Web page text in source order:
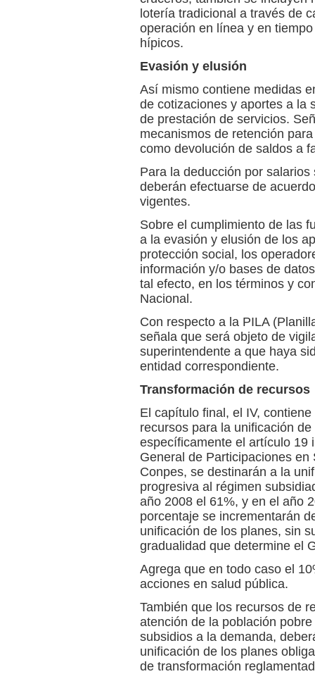
lotería tradicional a través de
operación en línea y en
hípicos.
Evasión y elusión
Así mismo contiene medidas
de cotizaciones y aportes a la
de prestación de servicios.
mecanismos de retención
como devolución de saldos a
Para la deducción por
deberán efectuarse de
vigentes.
Sobre el cumplimiento de las
a la evasión y elusión de los
protección social, los
información y/o bases de
tal efecto, en los términos y
Nacional.
Con respecto a la PILA
señala que será objeto de
superintendente a que haya
entidad correspondiente.
Transformación de recursos
El capítulo final, el IV,
recursos para la unificación
específicamente el artículo 19
General de Participaciones
Conpes, se destinarán a la
progresiva al régimen
año 2008 el 61%, y en el año
porcentaje se incrementarán
unificación de los planes, sin
gradualidad que determine el
Agrega que en todo caso el
acciones en salud pública.
También que los recursos de
atención de la población
subsidios a la demanda,
unificación de los planes
de transformación